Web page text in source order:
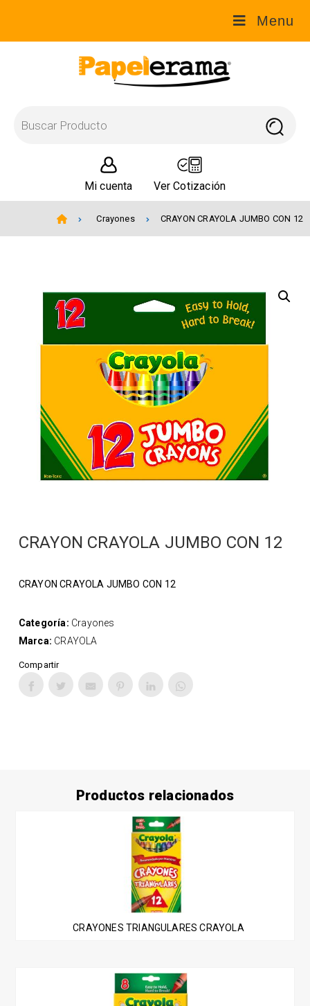
Mi cuenta Ver Cotización
Menu
Crayones CRAYON CRAYOLA JUMBO CON 12
CRAYON CRAYOLA JUMBO CON 12
CRAYON CRAYOLA JUMBO CON 12
Categoría: Crayones
Marca: CRAYOLA
Compartir
Productos relacionados
CRAYONES TRIANGULARES CRAYOLA